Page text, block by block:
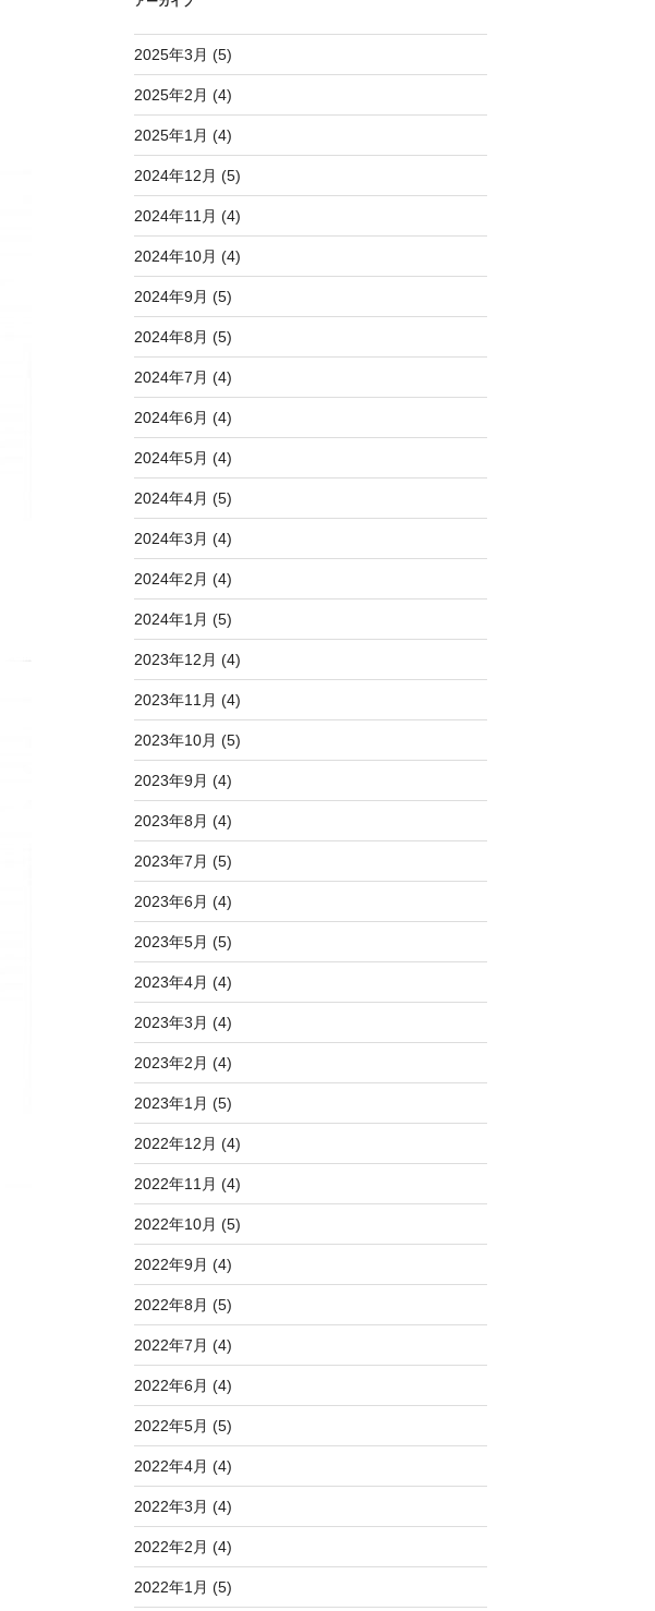
2025年3月 (5)
2025年2月 (4)
2025年1月 (4)
2024年12月 (5)
2024年11月 (4)
2024年10月 (4)
2024年9月 (5)
2024年8月 (5)
2024年7月 (4)
2024年6月 (4)
2024年5月 (4)
2024年4月 (5)
2024年3月 (4)
2024年2月 (4)
2024年1月 (5)
2023年12月 (4)
2023年11月 (4)
2023年10月 (5)
2023年9月 (4)
2023年8月 (4)
2023年7月 (5)
2023年6月 (4)
2023年5月 (5)
2023年4月 (4)
2023年3月 (4)
2023年2月 (4)
2023年1月 (5)
2022年12月 (4)
2022年11月 (4)
2022年10月 (5)
2022年9月 (4)
2022年8月 (5)
2022年7月 (4)
2022年6月 (4)
2022年5月 (5)
2022年4月 (4)
2022年3月 (4)
2022年2月 (4)
2022年1月 (5)